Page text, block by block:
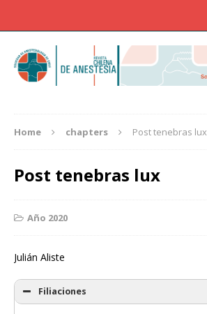
Home chapters Post tenebras lux
Post tenebras lux
Año 2020
Julián Aliste
Filiaciones